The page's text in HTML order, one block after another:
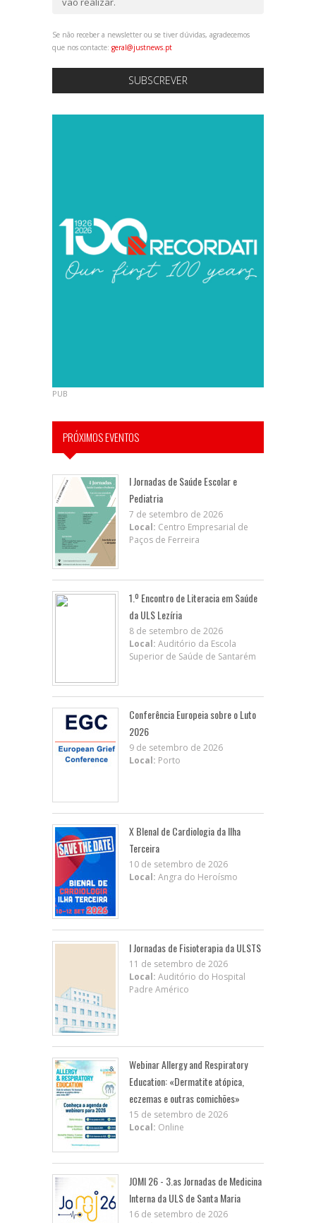
Se não receber a newsletter ou se tiver dúvidas, agradecemos
que nos contacte: geral@justnews.pt
SUBSCREVER
PUB
PRÓXIMOS EVENTOS
I Jornadas de Saúde Escolar e
Pediatria
7 de setembro de 2026
Local: Centro Empresarial de
Paços de Ferreira
1.º Encontro de Literacia em Saúde
da ULS Lezíria
8 de setembro de 2026
Local: Auditório da Escola
Superior de Saúde de Santarém
Conferência Europeia sobre o Luto
2026
9 de setembro de 2026
Local: Porto
X BIenal de Cardiologia da Ilha
Terceira
10 de setembro de 2026
Local: Angra do Heroísmo
I Jornadas de Fisioterapia da ULSTS
11 de setembro de 2026
Local: Auditório do Hospital
Padre Américo
Webinar Allergy and Respiratory
Education: «Dermatite atópica,
eczemas e outras comichões»
15 de setembro de 2026
Local: Online
JOMI 26 - 3.as Jornadas de Medicina
Interna da ULS de Santa Maria
16 de setembro de 2026